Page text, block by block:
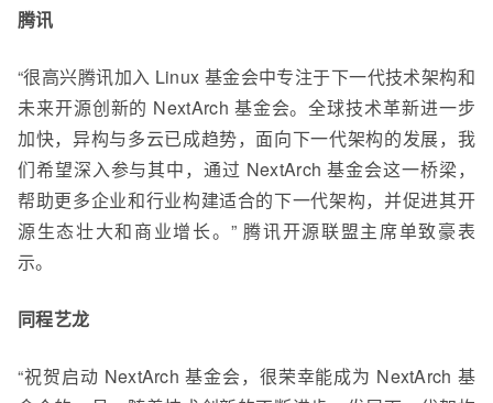
腾讯
“很高兴腾讯加入 Linux 基金会中专注于下一代技术架构和
未来开源创新的 NextArch 基金会。全球技术革新进一步
加快，异构与多云已成趋势，面向下一代架构的发展，我
们希望深入参与其中，通过 NextArch 基金会这一桥梁，
帮助更多企业和行业构建适合的下一代架构，并促进其开
源生态壮大和商业增长。” 腾讯开源联盟主席单致豪表
示。
同程艺龙
“祝贺启动 NextArch 基金会，很荣幸能成为 NextArch 基